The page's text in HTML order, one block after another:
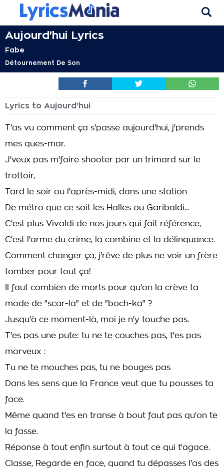
Aujourd'hui Lyrics
Fabe
Détournement De Son
Lyrics to Aujourd'hui
T'as vu comment ça s'passe aujourd'hui, j'prends
mes ques-mar.
J'veux pas m'faire shooter par un trimard sur le
trottoir,
Tard le soir ou l'après-midi, dans une station
De métro que ce soit les Halles ou Garibaldi...
C'est plus Vivaldi de nos jours qui fait référence,
C'est l'arme du crime, la combine et la délinquance.
Comment changer ça, j'rêve de plus ne voir un frère
tomber pour tout ça!
Il faut combien de morts pour qu'on la crève ta
mode de "scar-la" et de "boch-ka" ?
Jusqu'à ce moment-là, moi je n'y touche pas.
T'es pas une pute: tu ne te couches pas, t'es pas
morveux :
Tu ne te mouches pas, tu ne bouges pas
Dans les sens que la France veut que tu pousses ta
face.
Même quand t'es en transe à bout faut pas qu'on te
la fasse.
Réponse à tout enfin surtout à tout ce qui t'agace.
Classe, Regarde en face, quand tu dépasses l'as des